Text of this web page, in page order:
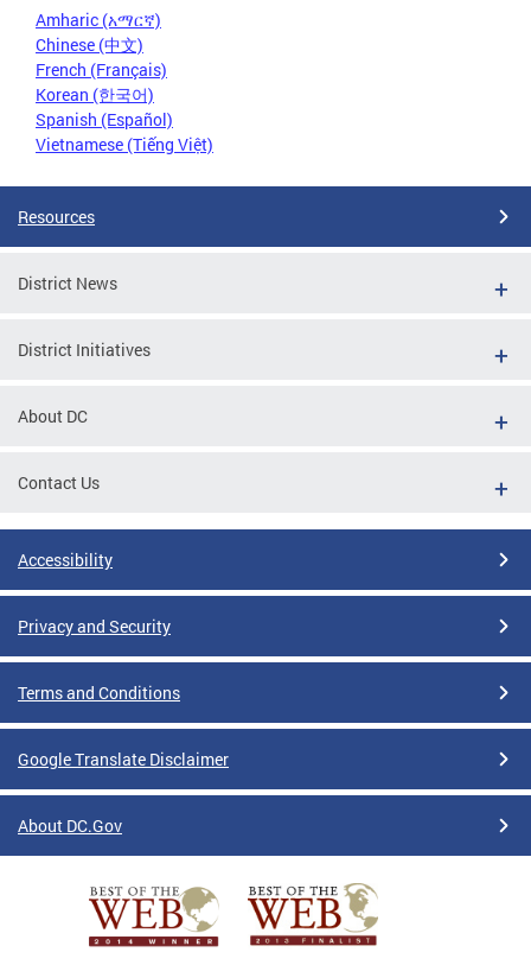
Amharic (አማርኛ)
Chinese (中文)
French (Français)
Korean (한국어)
Spanish (Español)
Vietnamese (Tiếng Việt)
Resources
District News
District Initiatives
About DC
Contact Us
Accessibility
Privacy and Security
Terms and Conditions
Google Translate Disclaimer
About DC.Gov